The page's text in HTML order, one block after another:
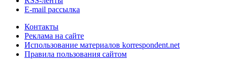
E-mail рассылка
Контакты
Реклама на сайте
Использование материалов korrespondent.net
Правила пользования сайтом